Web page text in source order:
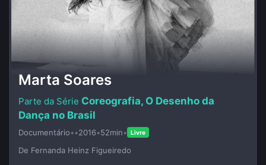
Marta Soares
Coreografia, O Desenho da
Dança no Brasil
Documentário••2016•52min• Livre
De Fernanda Heinz Figueiredo